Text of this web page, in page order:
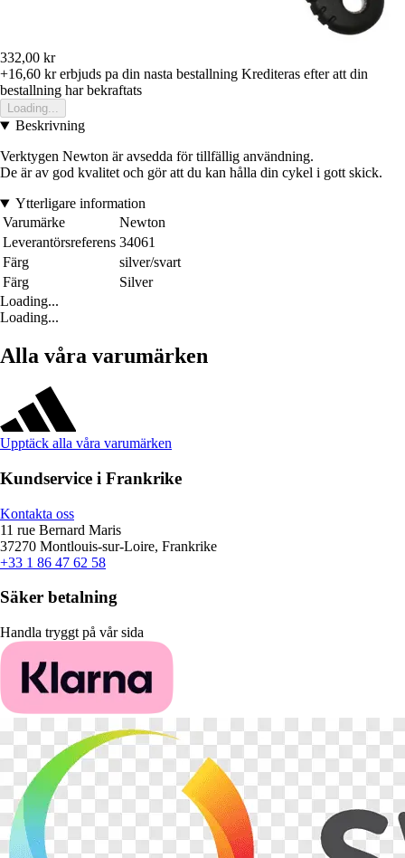
332,00 kr
+16,60 krerbjuds pa din nasta bestallning Krediteras efter att din
bestallning har bekraftats
Loading...
Beskrivning
Verktygen Newton är avsedda för tillfällig användning.
De är av god kvalitet och gör att du kan hålla din cykel i gott skick.
Ytterligare information
Varumärke
Newton
Leverantörsreferens 34061
Färg
silver/svart
Färg
Silver
Loading...
Loading...
Alla våra varumärken
Upptäck alla våra varumärken
Kundservice i Frankrike
Kontakta oss
11 rue Bernard Maris
37270 Montlouis-sur-Loire, Frankrike
+33 1 86 47 62 58
Säker betalning
Handla tryggt på vår sida